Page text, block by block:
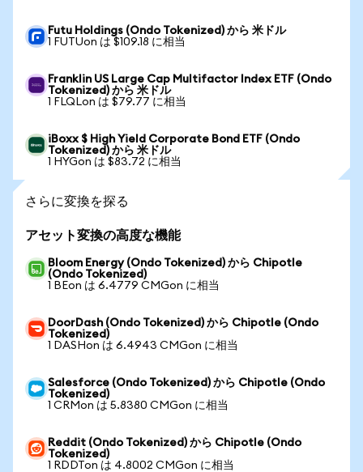
Futu Holdings (Ondo Tokenized) から 米ドル
1 FUTUon は $109.18 に相当
Franklin US Large Cap Multifactor Index ETF (Ondo
Tokenized) から 米ドル
1 FLQLon は $79.77 に相当
iBoxx $ High Yield Corporate Bond ETF (Ondo
Tokenized) から 米ドル
1 HYGon は $83.72 に相当
さらに変換を探る
アセット変換の高度な機能
Bloom Energy (Ondo Tokenized) から Chipotle
(Ondo Tokenized)
1 BEon は 6.4779 CMGon に相当
DoorDash (Ondo Tokenized) から Chipotle (Ondo
Tokenized)
1 DASHon は 6.4943 CMGon に相当
Salesforce (Ondo Tokenized) から Chipotle (Ondo
Tokenized)
1 CRMon は 5.8380 CMGon に相当
Reddit (Ondo Tokenized) から Chipotle (Ondo
Tokenized)
1 RDDTon は 4.8002 CMGon に相当